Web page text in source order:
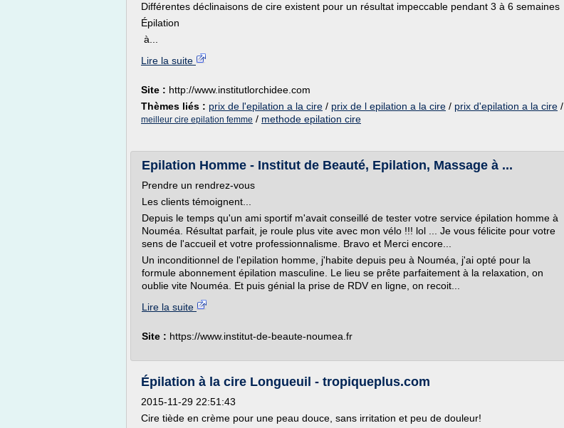
Différentes déclinaisons de cire existent pour un résultat impeccable pendant 3 à 6 semaines
Épilation
à...
Lire la suite
Site : http://www.institutlorchidee.com
Thèmes liés : prix de l'epilation a la cire / prix de l epilation a la cire / prix d'epilation a la cire /
meilleur cire epilation femme / methode epilation cire
Epilation Homme - Institut de Beauté, Epilation, Massage à ...
Prendre un rendrez-vous
Les clients témoignent...
Depuis le temps qu'un ami sportif m'avait conseillé de tester votre service épilation homme à
Nouméa. Résultat parfait, je roule plus vite avec mon vélo !!! lol ... Je vous félicite pour votre
sens de l'accueil et votre professionnalisme. Bravo et Merci encore...
Un inconditionnel de l'epilation homme, j'habite depuis peu à Nouméa, j'ai opté pour la
formule abonnement épilation masculine. Le lieu se prête parfaitement à la relaxation, on
oublie vite Nouméa. Et puis génial la prise de RDV en ligne, on recoit...
Lire la suite
Site : https://www.institut-de-beaute-noumea.fr
Épilation à la cire Longueuil - tropiqueplus.com
2015-11-29 22:51:43
Cire tiède en crème pour une peau douce, sans irritation et peu de douleur!